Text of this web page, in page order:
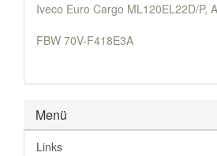
Iveco Euro Cargo ML120EL22D/P,
FBW 70V-F418E3A
Menü
Links